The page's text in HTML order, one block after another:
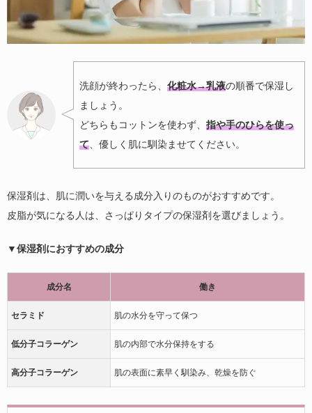
洗顔が終わったら、 化粧水→乳液の順番で保湿し
ましょう。
どちらもコットンを使わず、 指や手のひらを使っ
て 、優しく肌に馴染ませてください。
保湿剤は、肌に潤いを与える成分入りのものがおすすめです。
皮脂が気になる人は、さっぱりタイプの保湿剤を選びましょう。
▼保湿剤におすすめの成分
成分名 働き
セラミド 肌の水分を守って保つ
低分子コラーゲン 肌の内部で水分保持をする
高分子コラーゲン 肌の表面に素早く馴染み、乾燥を防ぐ